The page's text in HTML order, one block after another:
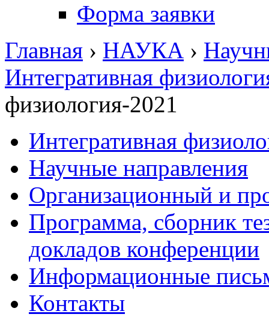
Форма заявки
Главная › НАУКА ›
Интегративная
физиология-2021
Интегративная
Научные направления
Организационный и
Программа, сборник
докладов конференции
Информационные
Контакты